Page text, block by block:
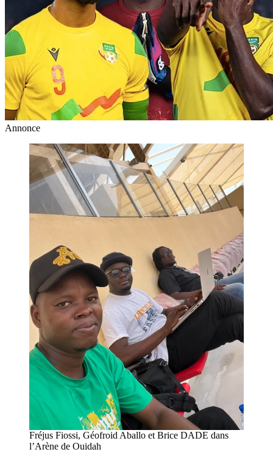
Annonce
Fréjus Fiossi, Géofroid Aballo et Brice DADE dans
l’Arène de Ouidah